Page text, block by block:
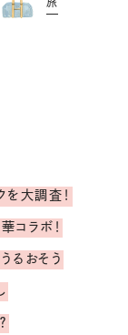
旅
大調査！
コラボ！
るおそう